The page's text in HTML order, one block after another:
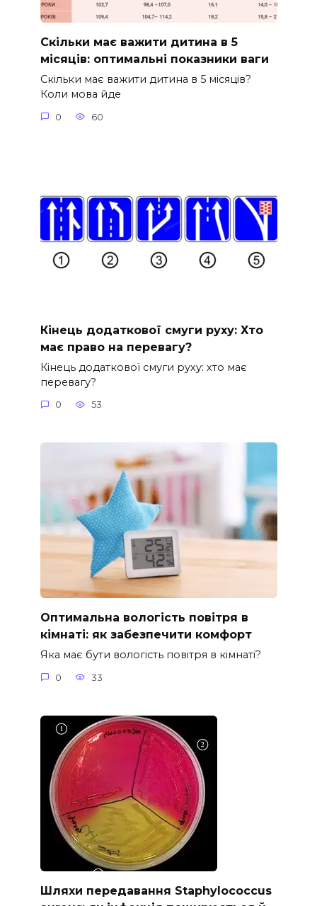
Скільки має важити дитина в 5
місяців: оптимальні показники ваги
Скільки має важити дитина в 5 місяців?
Коли мова йде
0 60
Кінець додаткової смуги руху: Хто
має право на перевагу?
Кінець додаткової смуги руху: хто має
перевагу?
0 53
Оптимальна вологість повітря в
кімнаті: як забезпечити комфорт
Яка має бути вологість повітря в кімнаті?
0 33
Шляхи передавання Staphylococcus